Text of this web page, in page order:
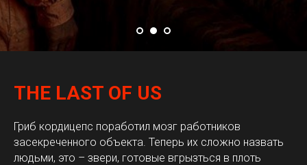
THE LAST OF US
Гриб кордицепс поработил мозг работников
засекреченного объекта. Теперь их сложно назвать
людьми, это – звери, готовые вгрызться в плоть